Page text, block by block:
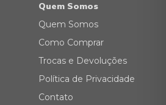
Quem Somos
Quem Somos
Como Comprar
Trocas e Devoluções
Política de Privacidade
Contato